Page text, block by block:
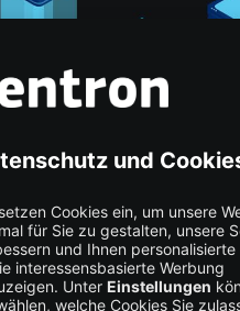
Pixel-Decoder
für 4K-Bilder
um 13:18 Uhr Warum
VAE-Decoder bei
Bilderzeugung